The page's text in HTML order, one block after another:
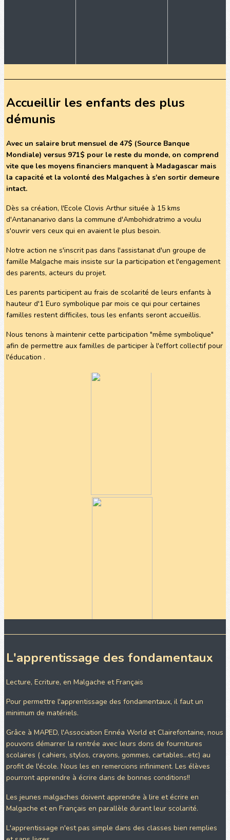
Accueillir les enfants des plus
démunis
Avec un salaire brut mensuel de 47$ (Source Banque
Mondiale) versus 971$ pour le reste du monde, on comprend
vite que les moyens financiers manquent à Madagascar mais
la capacité et la volonté des Malgaches à s'en sortir demeure
intact.
Dès sa création, l'Ecole Clovis Arthur située à 15 kms
d'Antananarivo dans la commune d'Ambohidratrimo a voulu
s'ouvrir vers ceux qui en avaient le plus besoin.
Notre action ne s'inscrit pas dans l'assistanat d'un groupe de
famille Malgache mais insiste sur la participation et l'engagement
des parents, acteurs du projet.
Les parents participent au frais de scolarité de leurs enfants à
hauteur d'1 Euro symbolique par mois ce qui pour certaines
familles restent difficiles, tous les enfants seront accueillis.
Nous tenons à maintenir cette participation "même symbolique"
afin de permettre aux familles de participer à l'effort collectif pour
l'éducation .
L'apprentissage des fondamentaux
Lecture, Ecriture, en Malgache et Français
Pour permettre l'apprentissage des fondamentaux, il faut un
minimum de matériels.
Grâce à MAPED, l'Association Ennéa World et Clairefontaine, nous
pouvons démarrer la rentrée avec leurs dons de fournitures
scolaires ( cahiers, stylos, crayons, gommes, cartables...etc) au
profit de l'école. Nous les en remercions infiniment. Les élèves
pourront apprendre à écrire dans de bonnes conditions!!
Les jeunes malgaches doivent apprendre à lire et écrire en
Malgache et en Français en parallèle durant leur scolarité.
L'apprentissage n'est pas simple dans des classes bien remplies